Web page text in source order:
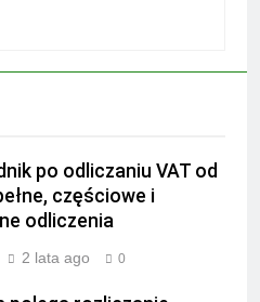
po odliczaniu VAT od
częściowe i
odliczenia
2 lata ago 0